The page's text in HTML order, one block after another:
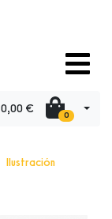
0,00 € 0
Ilustración